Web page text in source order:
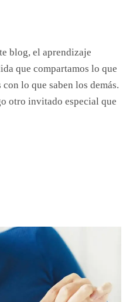
blog, el aprendizaje
que compartamos lo que
lo que saben los demás.
otro invitado especial que